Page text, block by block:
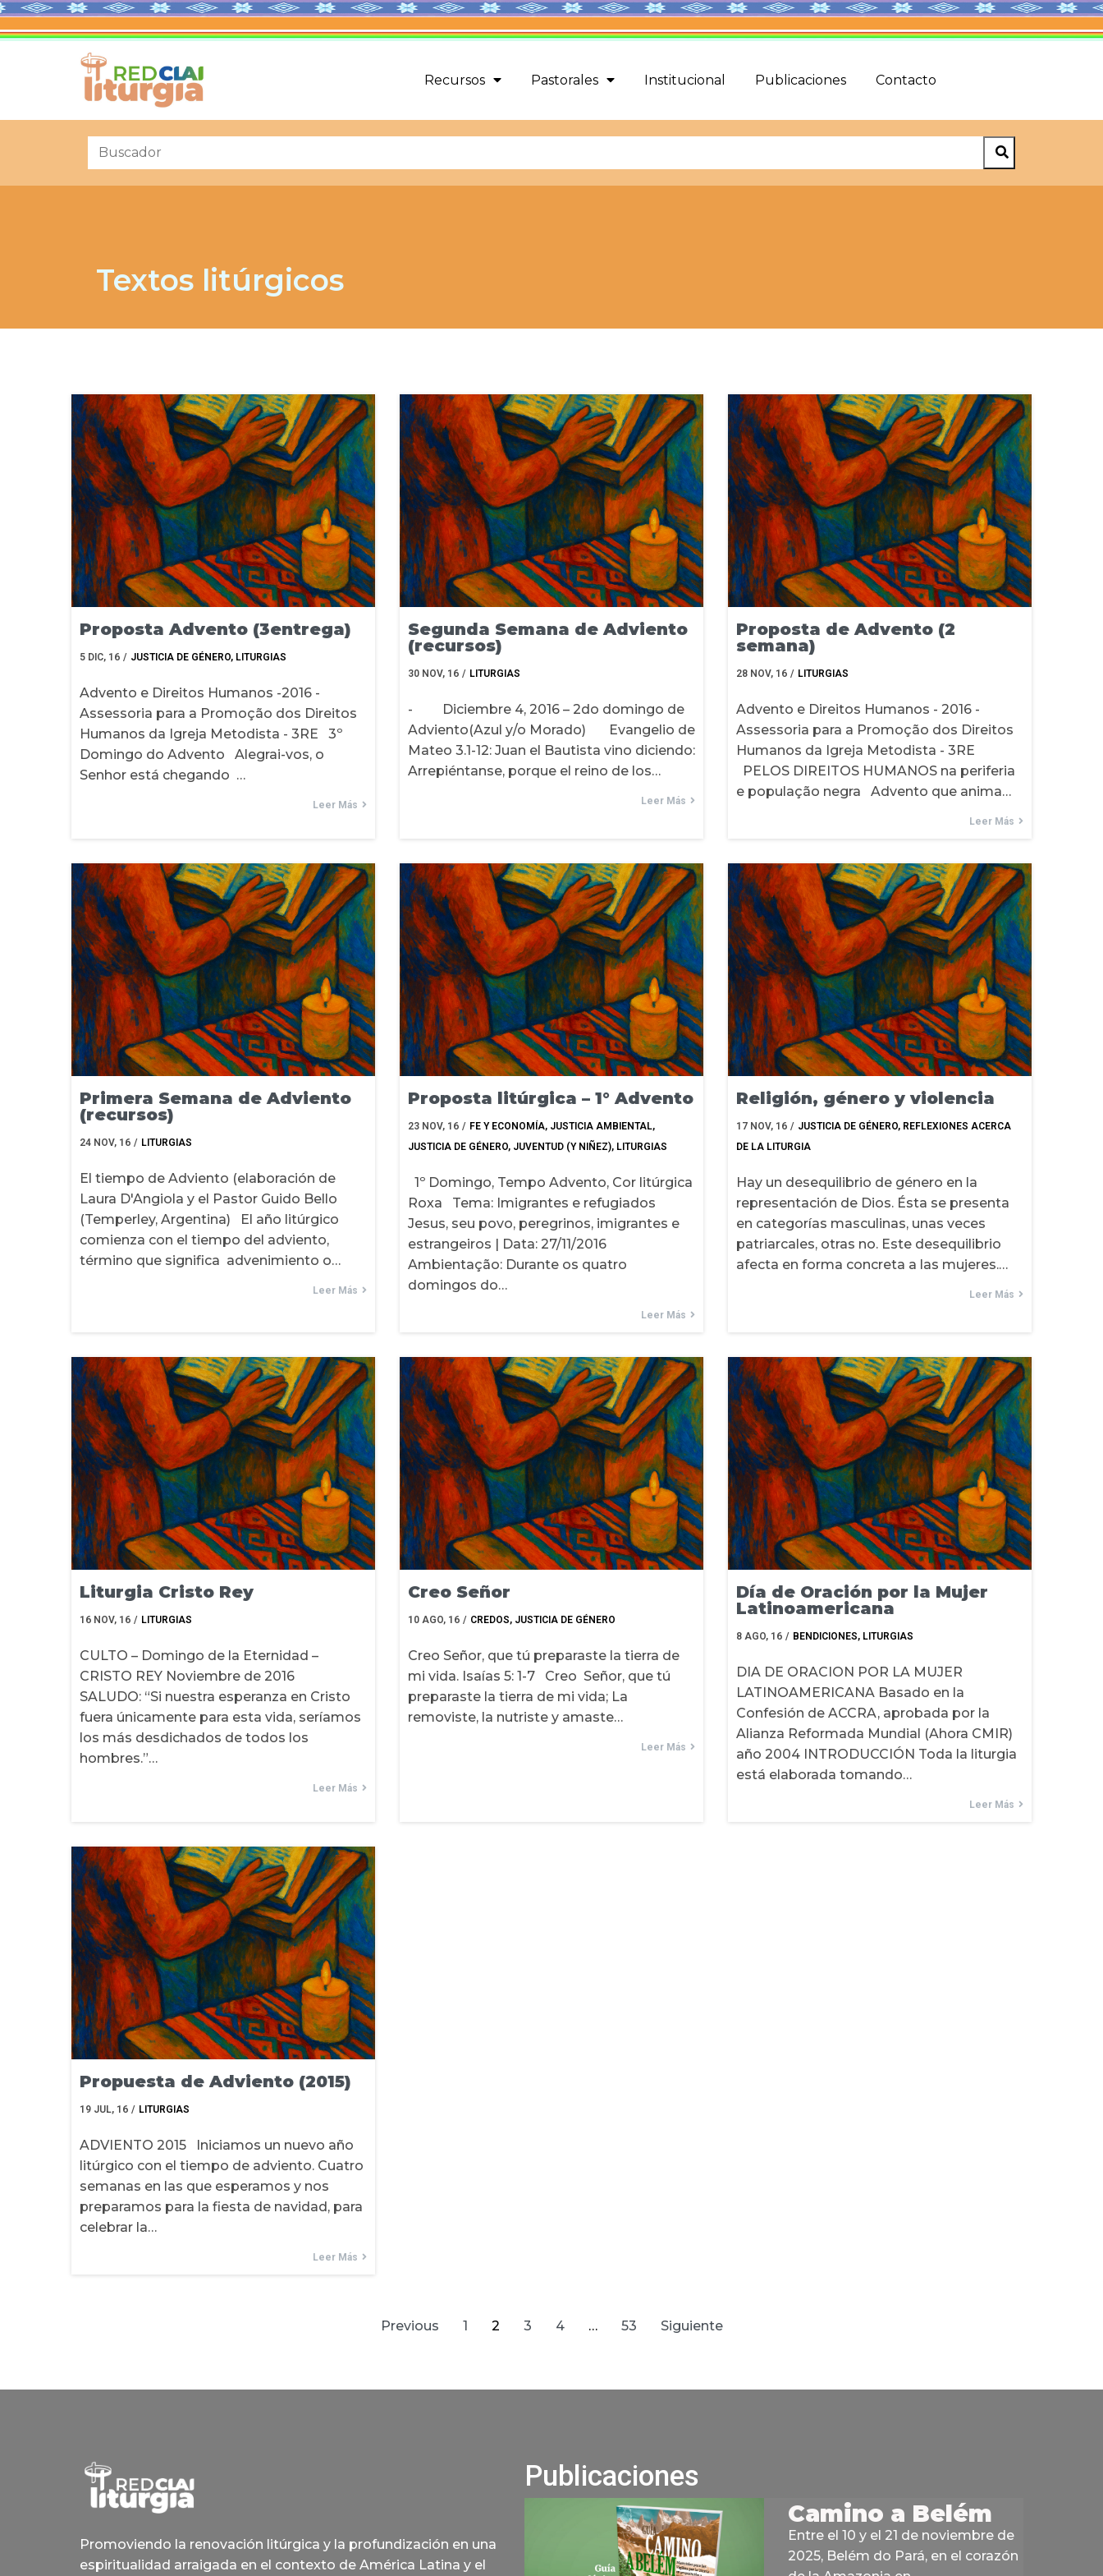
Recursos Pastorales Institucional Publicaciones Contacto
Textos litúrgicos
Proposta Advento (3entrega)
5 DIC, 16 / JUSTICIA DE GÉNERO LITURGIAS
Advento e Direitos Humanos -2016 -
Assessoria para a Promoção dos Direitos
Humanos da Igreja Metodista - 3RE 3º
Domingo do Advento Alegrai-vos, o
Senhor está chegando …
Leer Más
Segunda Semana de Adviento
(recursos)
30 NOV, 16 / LITURGIAS
- Diciembre 4, 2016 – 2do domingo de
Adviento(Azul y/o Morado) Evangelio de
Mateo 3.1-12: Juan el Bautista vino diciendo:
Arrepiéntanse, porque el reino de los…
Leer Más
Proposta de Advento (2
semana)
28 NOV, 16 / LITURGIAS
Advento e Direitos Humanos - 2016 -
Assessoria para a Promoção dos Direitos
Humanos da Igreja Metodista - 3RE
PELOS DIREITOS HUMANOS na periferia
e população negra Advento que anima…
Leer Más
Primera Semana de Adviento
(recursos)
24 NOV, 16 / LITURGIAS
El tiempo de Adviento (elaboración de
Laura D'Angiola y el Pastor Guido Bello
(Temperley, Argentina) El año litúrgico
comienza con el tiempo del adviento,
término que significa advenimiento o…
Leer Más
Proposta litúrgica – 1° Advento
23 NOV, 16 / FE Y ECONOMÍA JUSTICIA AMBIENTAL
JUSTICIA DE GÉNERO JUVENTUD (Y NIÑEZ) LITURGIAS
1º Domingo, Tempo Advento, Cor litúrgica
Roxa Tema: Imigrantes e refugiados
Jesus, seu povo, peregrinos, imigrantes e
estrangeiros | Data: 27/11/2016
Ambientação: Durante os quatro
domingos do…
Leer Más
Religión, género y violencia
17 NOV, 16 / JUSTICIA DE GÉNERO REFLEXIONES ACERCA
DE LA LITURGIA
Hay un desequilibrio de género en la
representación de Dios. Ésta se presenta
en categorías masculinas, unas veces
patriarcales, otras no. Este desequilibrio
afecta en forma concreta a las mujeres.…
Leer Más
Liturgia Cristo Rey
16 NOV, 16 / LITURGIAS
CULTO – Domingo de la Eternidad –
CRISTO REY Noviembre de 2016
SALUDO: “Si nuestra esperanza en Cristo
fuera únicamente para esta vida, seríamos
los más desdichados de todos los
hombres.”…
Leer Más
Creo Señor
10 AGO, 16 / CREDOS JUSTICIA DE GÉNERO
Creo Señor, que tú preparaste la tierra de
mi vida. Isaías 5: 1-7 Creo Señor, que tú
preparaste la tierra de mi vida; La
removiste, la nutriste y amaste…
Leer Más
Día de Oración por la Mujer
Latinoamericana
8 AGO, 16 / BENDICIONES LITURGIAS
DIA DE ORACION POR LA MUJER
LATINOAMERICANA Basado en la
Confesión de ACCRA, aprobada por la
Alianza Reformada Mundial (Ahora CMIR)
año 2004 INTRODUCCIÓN Toda la liturgia
está elaborada tomando…
Leer Más
Propuesta de Adviento (2015)
19 JUL, 16 / LITURGIAS
ADVIENTO 2015 Iniciamos un nuevo año
litúrgico con el tiempo de adviento. Cuatro
semanas en las que esperamos y nos
preparamos para la fiesta de navidad, para
celebrar la…
Leer Más
Previous 1 2 3 4 … 53 Siguiente
Promoviendo la renovación litúrgica y la profundización en una
espiritualidad arraigada en el contexto de América Latina y el
Publicaciones
Camino a Belém
Entre el 10 y el 21 de noviembre de
2025, Belém do Pará, en el corazón